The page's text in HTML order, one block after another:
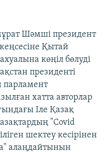
Шәмші президент
Қытай
көңіл бөлуді
президенті
хатта авторлар
Іле Қазақ
"Covid
шектеу кесірінен
алаңдайтынын